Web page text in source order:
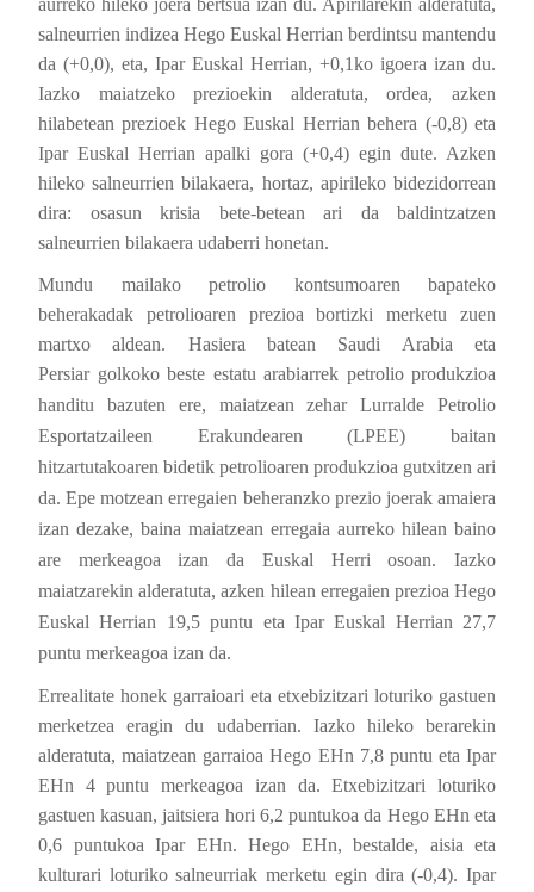
aurreko hileko joera bertsua izan du. Apirilarekin alderatuta,
salneurrien indizea Hego Euskal Herrian berdintsu mantendu
da (+0,0), eta, Ipar Euskal Herrian, +0,1ko igoera izan du.
Iazko maiatzeko prezioekin alderatuta, ordea, azken
hilabetean prezioek Hego Euskal Herrian behera (-0,8) eta
Ipar Euskal Herrian apalki gora (+0,4) egin dute. Azken
hileko salneurrien bilakaera, hortaz, apirileko bidezidorrean
dira: osasun krisia bete-betean ari da baldintzatzen
salneurrien bilakaera udaberri honetan.
Mundu mailako petrolio kontsumoaren bapateko
beherakadak petrolioaren prezioa bortizki merketu zuen
martxo aldean. Hasiera batean Saudi Arabia eta
Persiar golkoko beste estatu arabiarrek petrolio produkzioa
handitu bazuten ere, maiatzean zehar Lurralde Petrolio
Esportatzaileen Erakundearen (LPEE) baitan
hitzartutakoaren bidetik petrolioaren produkzioa gutxitzen ari
da. Epe motzean erregaien beheranzko prezio joerak amaiera
izan dezake, baina maiatzean erregaia aurreko hilean baino
are merkeagoa izan da Euskal Herri osoan. Iazko
maiatzarekin alderatuta, azken hilean erregaien prezioa Hego
Euskal Herrian 19,5 puntu eta Ipar Euskal Herrian 27,7
puntu merkeagoa izan da.
Errealitate honek garraioari eta etxebizitzari loturiko gastuen
merketzea eragin du udaberrian. Iazko hileko berarekin
alderatuta, maiatzean garraioa Hego EHn 7,8 puntu eta Ipar
EHn 4 puntu merkeagoa izan da. Etxebizitzari loturiko
gastuen kasuan, jaitsiera hori 6,2 puntukoa da Hego EHn eta
0,6 puntukoa Ipar EHn. Hego EHn, bestalde, aisia eta
kulturari loturiko salneurriak merketu egin dira (-0,4). Ipar